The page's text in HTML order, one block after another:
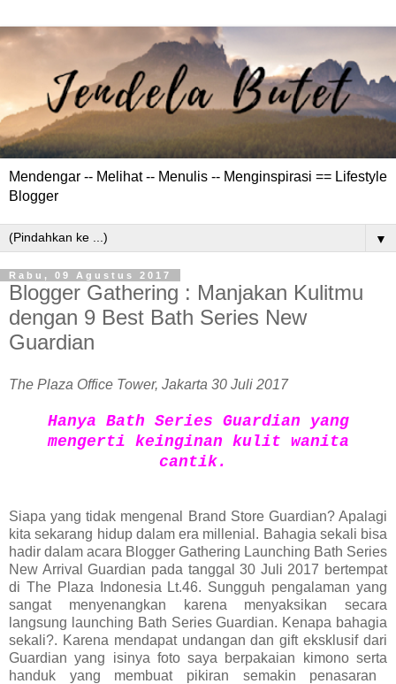
Mendengar -- Melihat -- Menulis -- Menginspirasi == Lifestyle
Blogger
▼
Rabu, 09 Agustus 2017
Blogger Gathering : Manjakan Kulitmu
dengan 9 Best Bath Series New
Guardian
The Plaza Office Tower, Jakarta 30 Juli 2017
Hanya Bath Series Guardian yang
mengerti keinginan kulit wanita
cantik.
Siapa yang tidak mengenal Brand Store Guardian? Apalagi
kita sekarang hidup dalam era millenial. Bahagia sekali bisa
hadir dalam acara Blogger Gathering Launching Bath Series
New Arrival Guardian pada tanggal 30 Juli 2017 bertempat
di The Plaza Indonesia Lt.46. Sungguh pengalaman yang
sangat menyenangkan karena menyaksikan secara
langsung launching Bath Series Guardian. Kenapa bahagia
sekali?. Karena mendapat undangandan gifteksklusif dari
Guardian yang isinya foto saya berpakaian kimono serta
handuk yang membuat pikiran semakin penasaran